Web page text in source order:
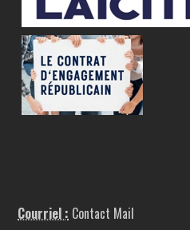
Courriel : Contact Mail